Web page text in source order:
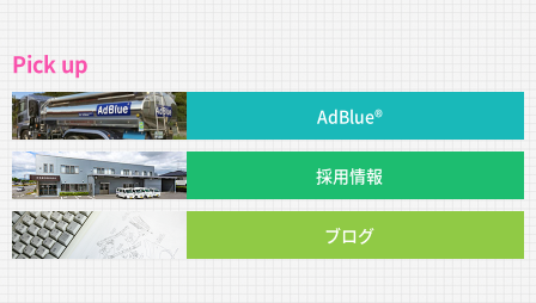
Pick up
AdBlue®
採用情報
ブログ